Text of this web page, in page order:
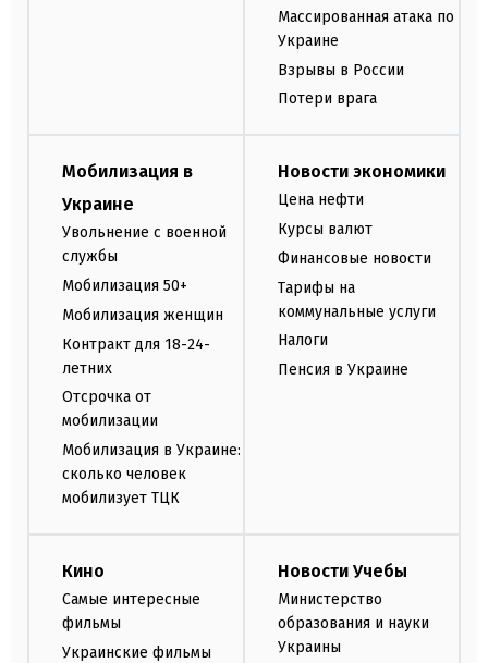
Массированная атака по
Украине
Взрывы в России
Потери врага
Мобилизация в
Украине
Увольнение с военной
службы
Мобилизация 50+
Мобилизация женщин
Контракт для 18-24-
летних
Отсрочка от
мобилизации
Мобилизация в Украине:
сколько человек
мобилизует ТЦК
Новости экономики
Цена нефти
Курсы валют
Финансовые новости
Тарифы на
коммунальные услуги
Налоги
Пенсия в Украине
Кино
Самые интересные
фильмы
Украинские фильмы
Новости Учебы
Министерство
образования и науки
Украины